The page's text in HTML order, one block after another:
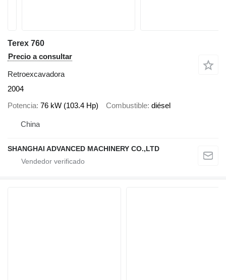
Terex 760
Precio a consultar
Retroexcavadora
2004
Potencia 76 kW (103.4 Hp) Combustible diésel
China
SHANGHAI ADVANCED MACHINERY CO.,LTD